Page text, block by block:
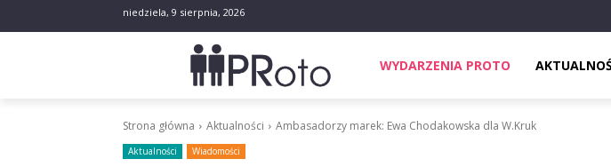
niedziela, 9 sierpnia, 2026
WYDARZENIA PROTO
Strona główna Aktualności Ambasadorzy marek: Ewa Chodakowska dla W.Kruk
Aktualności Wiadomości